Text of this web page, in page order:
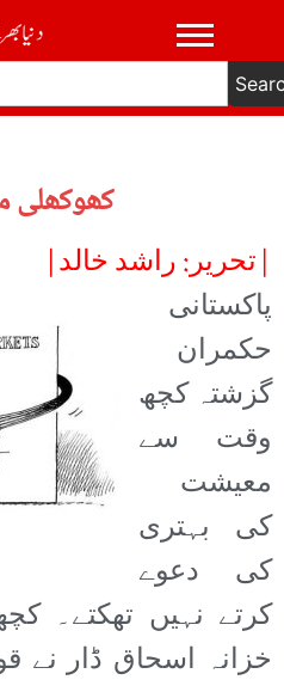
کھوکھلی
|تحریر: راشد خالد|
پاکستانی
حکمران
گزشتہ کچھ
وقت سے
معیشت
کی بہتری
کی دعوے
کرتے نہیں تھکتے۔
خزانہ اسحاق ڈار